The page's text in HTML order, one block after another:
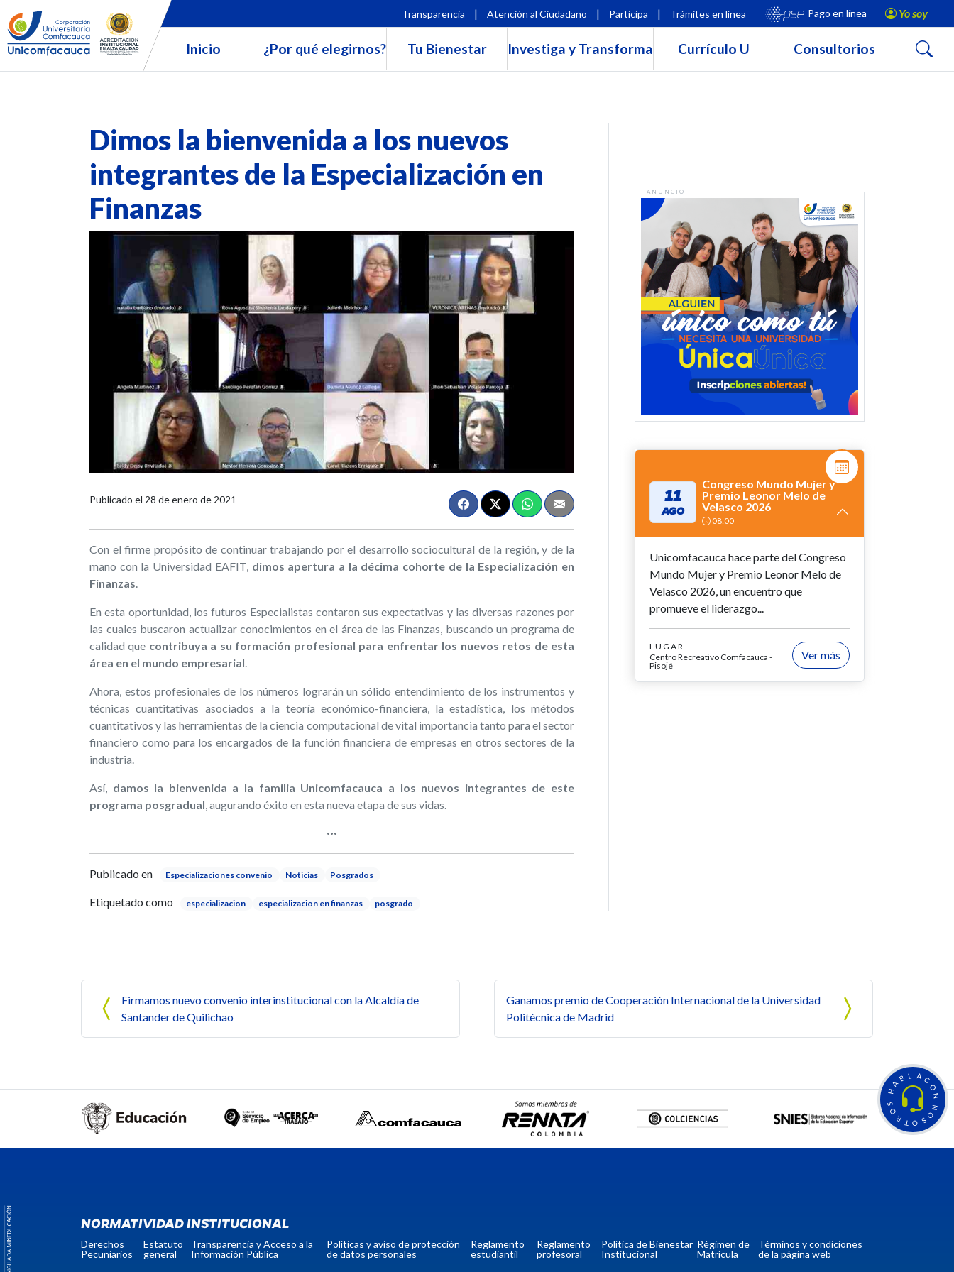
H
A
B L A C
O
N
N
O
S
O
T
R
O
S
Transparencia | Atención al Ciudadano | Participa | Trámites en línea Pago en línea Yo soy
Inicio ¿Por qué elegirnos? Tu Bienestar Investiga y Transforma Currículo U Consultorios Buscar
Dimos la bienvenida a los nuevos
integrantes de la Especialización en
Finanzas
Publicado el 28 de enero de 2021
Con el firme propósito de continuar trabajando por el desarrollo sociocultural de la región, y de la
mano con la Universidad EAFIT, dimos apertura a la décima cohorte de la Especialización en
Finanzas
En esta oportunidad, los futuros Especialistas contaron sus expectativas y las diversas razones por
las cuales buscaron actualizar conocimientos en el área de las Finanzas, buscando un programa de
calidad que contribuya a su formación profesional para enfrentar los nuevos retos de esta
área en el mundo empresarial
Ahora, estos profesionales de los números lograrán un sólido entendimiento de los instrumentos y
técnicas cuantitativas asociados a la teoría económico-financiera, la estadística, los métodos
cuantitativos y las herramientas de la ciencia computacional de vital importancia tanto para el sector
financiero como para los encargados de la función financiera de empresas en otros sectores de la
industria.
Así, damos la bienvenida a la familia Unicomfacauca a los nuevos integrantes de este
programa posgradual , augurando éxito en esta nueva etapa de sus vidas.
Publicado en ​​​​​​​Especializaciones convenio Noticias Posgrados
Etiquetado como especializacion especializacion en finanzas posgrado
11
AGO
Congreso Mundo Mujer y
Premio Leonor Melo de
Velasco 2026
08:00
Unicomfacauca hace parte del Congreso
Mundo Mujer y Premio Leonor Melo de
Velasco 2026, un encuentro que
promueve el liderazgo...
LUGAR
Centro Recreativo Comfacauca -
Pisojé
Ver más
Navegación de entradas
Firmamos nuevo convenio interinstitucional con la Alcaldía de
Santander de Quilichao
Ganamos premio de Cooperación Internacional de la Universidad
Politécnica de Madrid
NORMATIVIDAD INSTITUCIONAL
Derechos
Pecuniarios
Estatuto
general
Transparencia y Acceso a la
Información Pública
Políticas y aviso de protección
de datos personales
Reglamento
estudiantil
Reglamento
profesoral
Política de Bienestar
Institucional
Régimen de
Matrícula
Términos y condiciones
de la página web